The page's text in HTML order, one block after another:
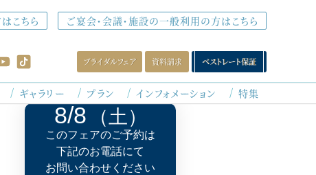
こちら ご宴会・会議・施設の一般利用の方はこちら
最新のイチオシフェアはこちら
8/8 土
ブライダルフェア 資料請求 ベストレート保証
ギャラリー プラン インフォメーション 特集
8/8 （土）
このフェアのご予約は
下記のお電話にて
お問い合わせください